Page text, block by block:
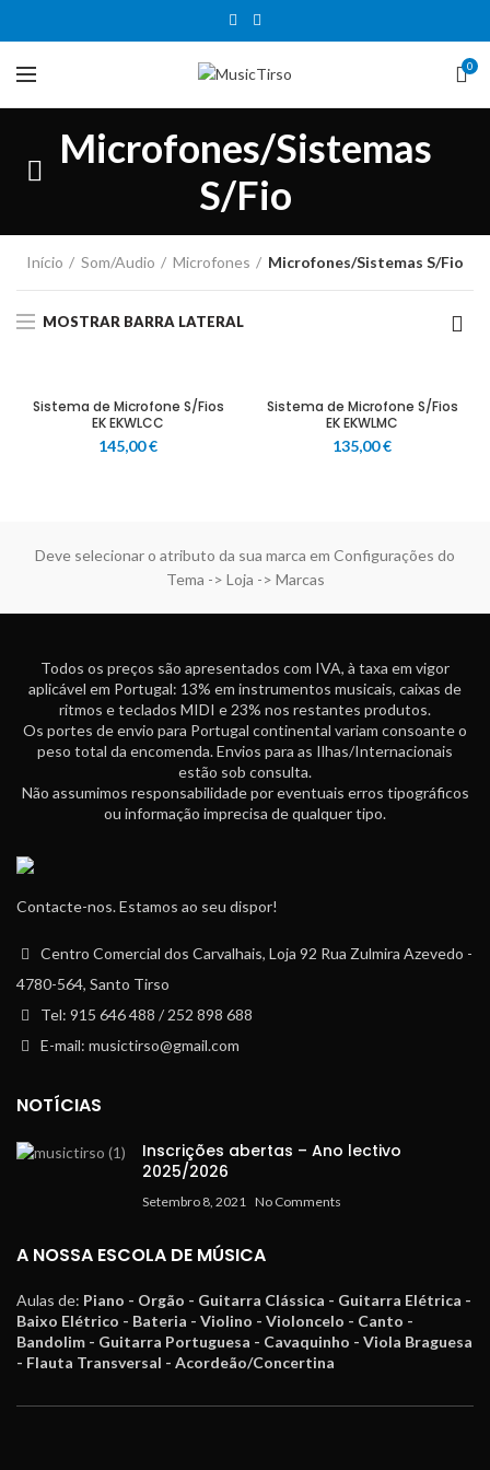
0
Microfones/Sistemas
S/Fio
Início Som/Audio Microfones Microfones/Sistemas S/Fio
MOSTRAR BARRA LATERAL
Sistema de Microfone S/Fios
EK EKWLCC
145,00€
Sistema de Microfone S/Fios
EK EKWLMC
135,00€
Deve selecionar o atributo da sua marca em Configurações do
Tema -> Loja -> Marcas
Todos os preços são apresentados com IVA, à taxa em vigor
aplicável em Portugal: 13% em instrumentos musicais, caixas de
ritmos e teclados MIDI e 23% nos restantes produtos.
Os portes de envio para Portugal continental variam consoante o
peso total da encomenda. Envios para as Ilhas/Internacionais
estão sob consulta.
Não assumimos responsabilidade por eventuais erros tipográficos
ou informação imprecisa de qualquer tipo.
Contacte-nos. Estamos ao seu dispor!
Centro Comercial dos Carvalhais, Loja 92 Rua Zulmira Azevedo -
4780-564, Santo Tirso
Tel: 915 646 488 / 252 898 688
E-mail: musictirso@gmail.com
NOTÍCIAS
Inscrições abertas – Ano lectivo
2025/2026
Setembro 8, 2021 No Comments
A NOSSA ESCOLA DE MÚSICA
Aulas de: Piano - Orgão - Guitarra Clássica - Guitarra Elétrica -
Baixo Elétrico - Bateria - Violino - Violoncelo - Canto -
Bandolim - Guitarra Portuguesa - Cavaquinho - Viola Braguesa
- Flauta Transversal - Acordeão/Concertina